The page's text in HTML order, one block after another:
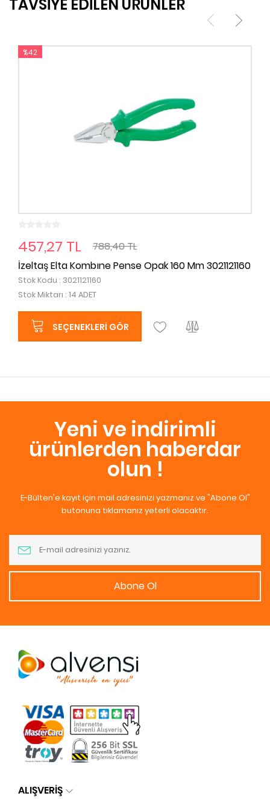
TAVSİYE EDİLEN ÜRÜNLER
%42
457,27 TL
788,40 TL
İzeltaş Elta Kombıne Pense Opak 160 Mm 3021121160
Stok Kodu : 3021121160
Stok Miktarı : 14 ADET
SEÇENEKLERI GÖR
Yeni ve indirimli
ürünlerden haberdar
olun !
E-Bülten'e kayıt için mail adresinizi yazmanız ve "Abone Ol"
butonuna tıklamanız yeterli olacaktır.
Abone Ol
ALIŞVERİŞ